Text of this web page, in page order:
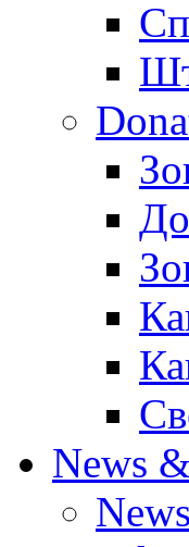
News
News